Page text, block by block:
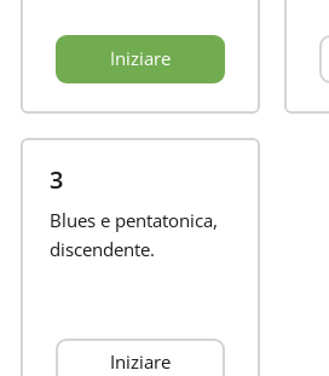
English
Español
Français
हिन्दी
Iniziare
3
Blues e pentatonica,
discendente.
Iniziare